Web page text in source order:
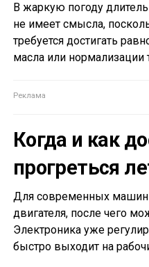
В жаркую погоду
не имеет смысла,
требуется достигать
масла или нормализации
Когда и как
прогреться
Для современных машин
двигателя, после чего
Электроника уже
быстро выходит на